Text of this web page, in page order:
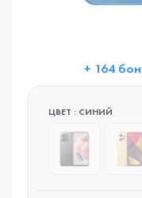
+ 164
ЦВЕТ : СИНИЙ